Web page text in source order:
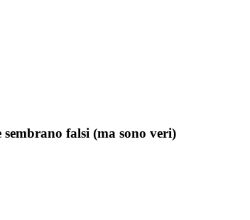
falsi (ma sono veri)